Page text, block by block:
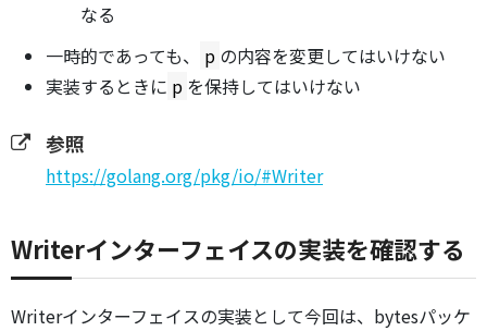
なる
一時的であっても、
p の内容を変更してはいけない
実装するときに p を保持してはいけない
参照
https://golang.org/pkg/io/#Writer
Writerインターフェイスの実装を確認する
Writerインターフェイスの実装として今回は、bytesパッケ